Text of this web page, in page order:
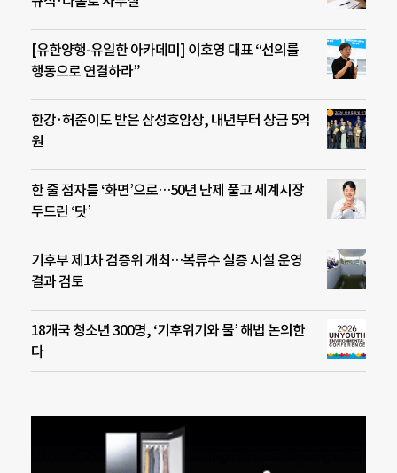
[유한양행-유일한 아카데미] 이호영 대표 “선의를
행동으로 연결하라”
한강·허준이도 받은 삼성호암상, 내년부터 상금 5억
원
한 줄 점자를 ‘화면’으로…50년 난제 풀고 세계시장
두드린 ‘닷’
기후부 제1차 검증위 개최…복류수 실증 시설 운영
결과 검토
18개국 청소년 300명, ‘기후위기와 물’ 해법 논의한
다